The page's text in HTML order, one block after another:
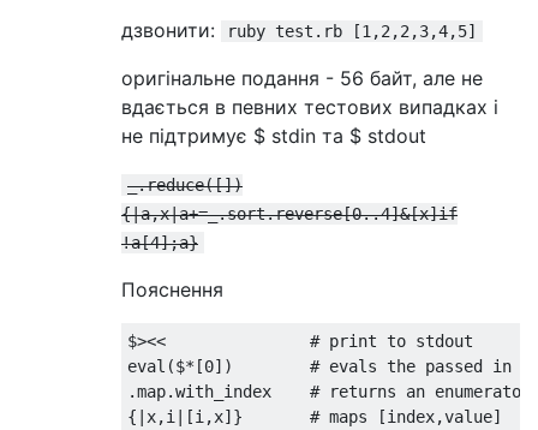
дзвонити: ruby test.rb [1,2,2,3,4,5]
оригінальне подання - 56 байт, але не
вдається в певних тестових випадках і
не підтримує $ stdin та $ stdout
_.reduce([])
{|a,x|a+=_.sort.reverse[0..4]&[x]if
!a[4];a}
Пояснення
$><<               # print to stdout
eval($*[0])        # evals the passed in
.map.with_index    # returns an
{|x,i|[i,x]}       # maps [index,value]